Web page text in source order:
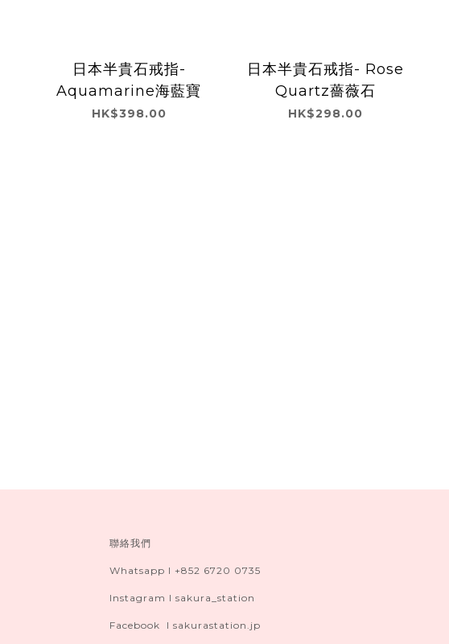
日本半貴石戒指-
Aquamarine海藍寶
HK$398.00
日本半貴石戒指- Rose
Quartz薔薇石
HK$298.00
聯絡我們
Whatsapp I +852 6720 0735
Instagram I sakura_station
Facebook I sakurastation.jp